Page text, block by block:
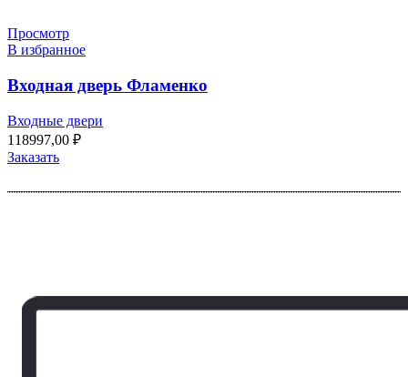
Просмотр
В избранное
Входная дверь Фламенко
Входные двери
118997,00 ₽
Заказать